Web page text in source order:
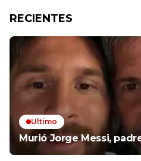
RECIENTES
Ultimo
Murió Jorge Messi,